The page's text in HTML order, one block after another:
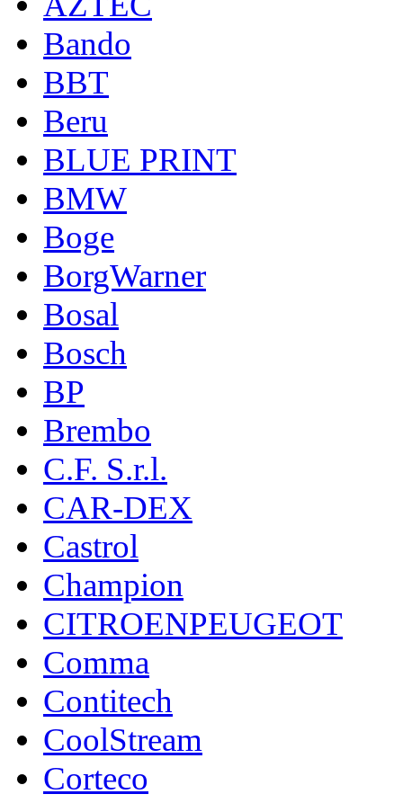
Bando
BBT
Beru
BLUE PRINT
BMW
Boge
BorgWarner
Bosal
Bosch
BP
Brembo
C.F. S.r.l.
CAR-DEX
Castrol
Champion
CITROENPEUGEOT
Comma
Contitech
CoolStream
Corteco